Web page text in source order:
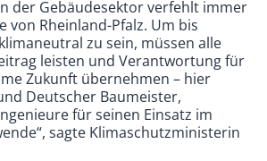
der Gebäudesektor verfehlt immer
von Rheinland-Pfalz. Um bis
zu sein, müssen alle
leisten und Verantwortung für
Zukunft übernehmen – hier
Deutscher Baumeister,
für seinen Einsatz im
sagte Klimaschutzministerin